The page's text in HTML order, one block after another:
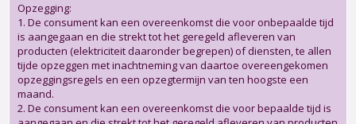
Opzegging:
1. De consument kan een overeenkomst die voor onbepaalde tijd
is aangegaan en die strekt tot het geregeld afleveren van
producten (elektriciteit daaronder begrepen) of diensten, te allen
tijde opzeggen met inachtneming van daartoe overeengekomen
opzeggingsregels en een opzegtermijn van ten hoogste een
maand.
2. De consument kan een overeenkomst die voor bepaalde tijd is